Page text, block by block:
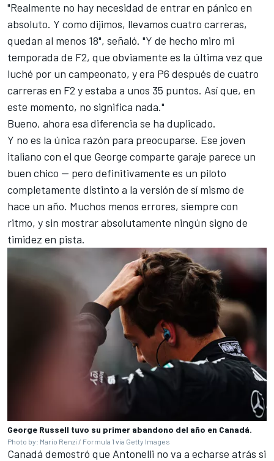
"Realmente no hay necesidad de entrar en pánico en
absoluto. Y como dijimos, llevamos cuatro carreras,
quedan al menos 18", señaló. "Y de hecho miro mi
temporada de F2, que obviamente es la última vez que
luché por un campeonato, y era P6 después de cuatro
carreras en F2 y estaba a unos 35 puntos. Así que, en
este momento, no significa nada."
Bueno, ahora esa diferencia se ha duplicado.
Y no es la única razón para preocuparse. Ese joven
italiano con el que George comparte garaje parece un
buen chico — pero definitivamente es un piloto
completamente distinto a la versión de sí mismo de
hace un año. Muchos menos errores, siempre con
ritmo, y sin mostrar absolutamente ningún signo de
timidez en pista.
George Russell tuvo su primer abandono del año en Canadá.
Photo by: Mario Renzi / Formula 1 via Getty Images
Canadá demostró que Antonelli no va a echarse atrás si